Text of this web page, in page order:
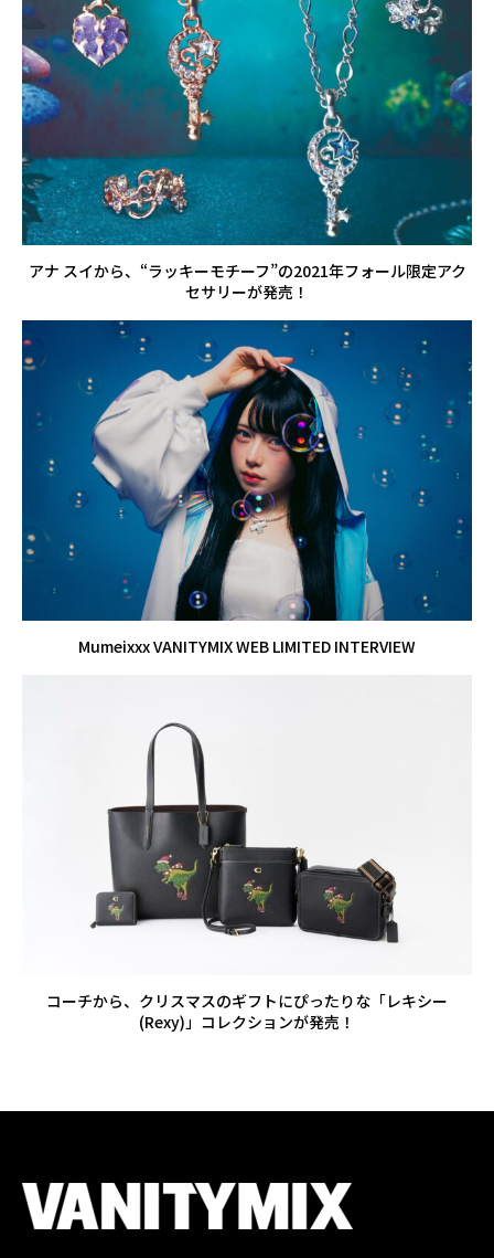
アナ スイから、“ラッキーモチーフ”の2021年フォール限定アク
セサリーが発売！
Mumeixxx VANITYMIX WEB LIMITED INTERVIEW
コーチから、クリスマスのギフトにぴったりな「レキシー
(Rexy)」コレクションが発売！